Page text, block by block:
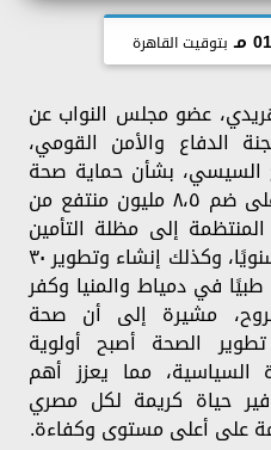
بتوقيت القاهرة
عضو مجلس النواب عن
الدفاع والأمن القومي،
السيسي، بشأن حماية صحة
المصريين، من خلال التأكيد على ضم ٨،٥ مليون منتفع من
إلى مظلة التأمين
الصحي بتكلفة ١٠ مليار جنيه سنويًا، وكذلك إنشاء وتطوير ٣٠
ومركزًا طبيًا في دمياط والمنيا وكفر
مشيرة إلى أن صحة
الصحة أصبح أولوية
السياسية، مما يعزز أهم
حياة كريمة لكل مصري
على أعلى مستوى وكفاءة.